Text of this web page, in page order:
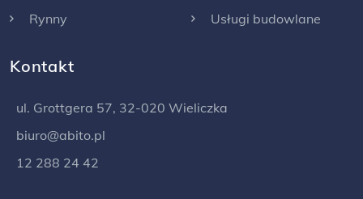
Rynny
Usługi budowlane
Kontakt
ul. Grottgera 57, 32-020 Wieliczka
biuro@abito.pl
12 288 24 42